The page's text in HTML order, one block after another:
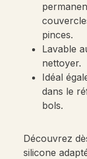
pinces.
Lavable
nettoyer.
Idéal
dans le
bols.
Découvrez
silicone